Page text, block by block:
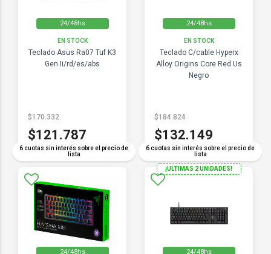
24/48hs
EN STOCK
Teclado Asus Ra07 Tuf K3
Gen Ii/rd/es/abs
6 cuotas sin interés sobre el precio de
lista
$170.332
$121.787
24/48hs
EN STOCK
Teclado C/cable Hyperx
Alloy Origins Core Red Us
Negro
6 cuotas sin interés sobre el precio de
lista
$184.824
$132.149
24/48hs 24/48hs
¡ULTIMAS 2 UNIDADES!